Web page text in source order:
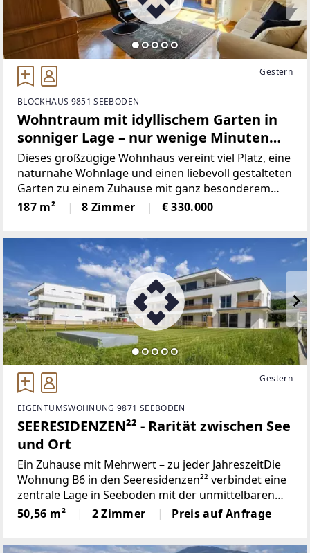
Gestern
BLOCKHAUS 9851 SEEBODEN
Wohntraum mit idyllischem Garten in
sonniger Lage – nur wenige Minuten
vom Millstätter See entfernt
Dieses großzügige Wohnhaus vereint viel Platz, eine
naturnahe Wohnlage und einen liebevoll gestalteten
Garten zu einem Zuhause mit ganz besonderem
Wohlfühlcharakter. Mit einer Wohnfläche von rund
187 m² sowie einer Gesamtnutzfläche von ca. 232
187 m² 8 Zimmer € 330.000
Gestern
EIGENTUMSWOHNUNG 9871 SEEBODEN
SEERESIDENZEN²² - Rarität zwischen See
und Ort
Ein Zuhause mit Mehrwert – zu jeder JahreszeitDie
Wohnung B6 in den Seeresidenzen²² verbindet eine
zentrale Lage in Seeboden mit der unmittelbaren
Nähe zum Millstätter See. Hier befindet sich ein
Wohnumfeld, das nicht nur in den Sommermonaten
50,56 m² 2 Zimmer Preis auf Anfrage